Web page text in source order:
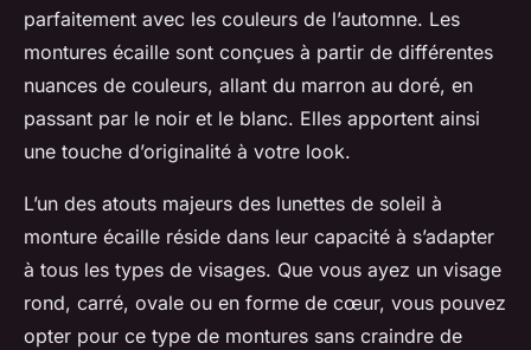
parfaitement avec les couleurs de l’automne. Les
montures écaille sont conçues à partir de différentes
nuances de couleurs, allant du marron au doré, en
passant par le noir et le blanc. Elles apportent ainsi
une touche d’originalité à votre look.
L’un des atouts majeurs des lunettes de soleil à
monture écaille réside dans leur capacité à s’adapter
à tous les types de visages. Que vous ayez un visage
rond, carré, ovale ou en forme de cœur, vous pouvez
opter pour ce type de montures sans craindre de